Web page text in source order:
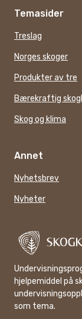
Temasider
Treslag
Norges skoger
Produkter av tre
Bærekraftig
Skog og klima
Annet
Nyhetsbrev
Nyheter
hjelpemiddel på
som tema.